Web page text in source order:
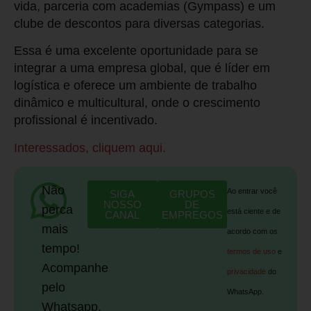
vida, parceria com academias (Gympass) e um
clube de descontos para diversas categorias.
Essa é uma excelente oportunidade para se
integrar a uma empresa global, que é líder em
logística e oferece um ambiente de trabalho
dinâmico e multicultural, onde o crescimento
profissional é incentivado.
Interessados, cliquem aqui.
Não
perca
mais
tempo!
Acompanhe
pelo
Whatsapp.
SIGA
NOSSO
CANAL
GRUPOS
DE
EMPREGOS
Ao entrar você
está ciente e de
acordo com os
termos de uso e
privacidade do
WhatsApp.